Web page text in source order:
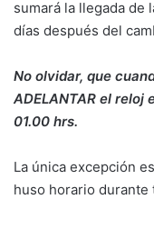
sumará la llegada de
días después del
No olvidar, que
ADELANTAR el reloj
01.00 hrs.
La única excepción
huso horario durante